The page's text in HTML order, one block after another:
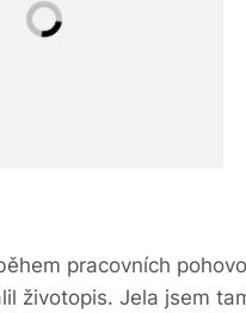
pracovních
životopis. Jela jsem